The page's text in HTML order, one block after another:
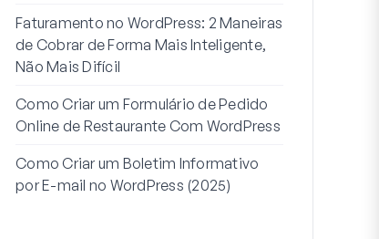
Faturamento no WordPress: 2 Maneiras
de Cobrar de Forma Mais Inteligente,
Não Mais Difícil
Como Criar um Formulário de Pedido
Online de Restaurante Com WordPress
Como Criar um Boletim Informativo
por E-mail no WordPress (2025)